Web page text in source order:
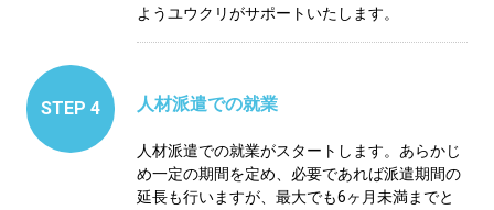
ようユウクリがサポートいたします。
STEP 4 人材派遣での就業
人材派遣での就業がスタートします。あらかじ
め一定の期間を定め、必要であれば派遣期間の
延長も行いますが、最大でも6ヶ月未満までと